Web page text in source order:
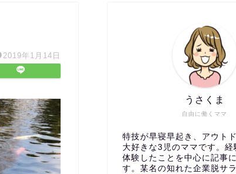
2019年1月14日
自由に働くママ
うさくま
特技が早寝早起き、アウト
大好きな3児のママです。経
体験したことを中心に記事
す。某名の知れた企業脱サ